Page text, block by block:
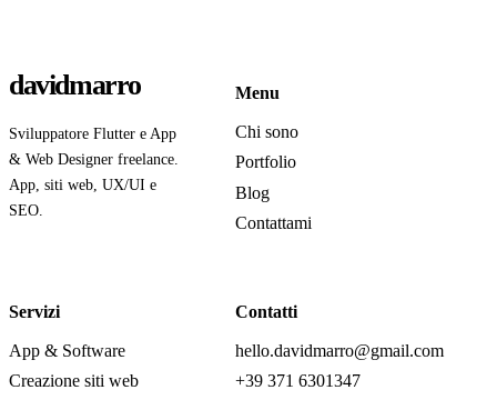
davidmarro
Sviluppatore Flutter e App
& Web Designer freelance.
App, siti web, UX/UI e
SEO.
Menu
Chi sono
Portfolio
Blog
Contattami
Servizi
App & Software
Creazione siti web
Contatti
hello.davidmarro@gmail.com
+39 371 6301347